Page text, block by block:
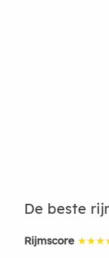
De beste
Rijmscore